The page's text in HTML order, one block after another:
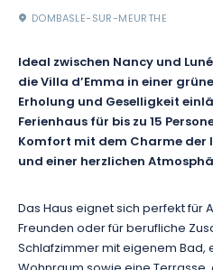
DOMBASLE-SUR-MEURTHE
Ideal zwischen Nancy und
die Villa d’Emma in einer
Erholung und Geselligkeit
Ferienhaus für bis zu 15
Komfort mit dem Charme
und einer herzlichen
Das Haus eignet sich perfekt für
Freunden oder für berufliche
Schlafzimmer mit eigenem Bad,